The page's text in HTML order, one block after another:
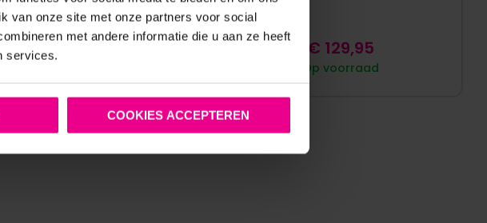
van onze site met onze partners voor social
met andere informatie die u aan ze heeft
services.
COOKIES ACCEPTEREN
€ 99,95
Op voorraad
€ 129,95